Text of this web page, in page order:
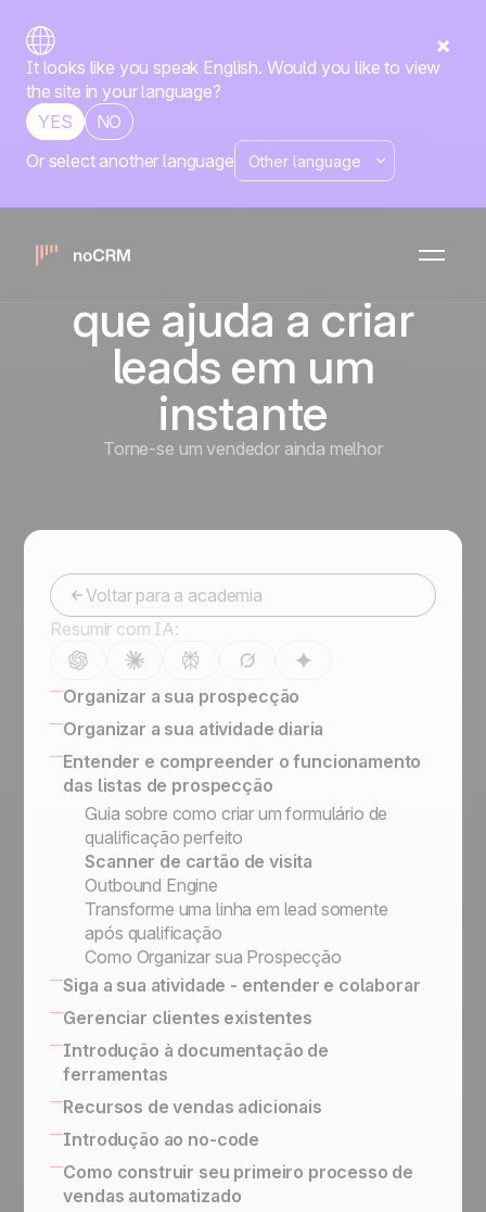
It looks like you speak English. Would you like to view
the site in your language?
YES
NO
Or select another language
Um aplicativo de
scanner de
cartão de visita
que ajuda a criar
leads em um
instante
Torne-se um vendedor ainda melhor
Voltar para a academia
Resumir com IA:
Organizar a sua prospecção
Gestão de Leads: Como Organizar
Prospects, Leads e Clientes
Ferramenta de prospecção de clientes guia
Right Sales Process
A importancia de estruturar os Leads
Definir informação importante nos leads
Status vs. Etapa de Venda
Listas de Prospecção, Leads, Clientes
Prospects vs. Leads
Nossa filosofia
Academia noCRM
Organizar a sua atividade diaria
16 CRM Features
LinkedIn para vendas: Como conquistar e
converter prospects em leads qualificados
Acompanhar os seus leads e e-mails com
Cco
Entender e compreender o funcionamento
das listas de prospecção
Guia sobre como criar um formulário de
qualificação perfeito
Scanner de cartão de visita
Outbound Engine
Transforme uma linha em lead somente
após qualificação
Como Organizar sua Prospecção
Siga a sua atividade - entender e colaborar
Activity Based Selling
Exportar os dados para relatórios e ações
de Marketing
Estratégia de Vendas Baseada em
Atividades
Gerenciar clientes existentes
Como gerenciar upsells e renovações
versus processo pós-venda
Fazer o seguimento dos leads ganhos
Introdução à documentação de
ferramentas
Ferramentas no-code integradas para
conectar seu sistema de informação
API simplificada para a implementação de
processos personalizados
Gatilhos e ações no-code
Recursos de vendas adicionais
SPIN Selling
Sales Expert Directory
Introdução ao no-code
Plataformas no-code
Como construir seu primeiro processo de
vendas automatizado